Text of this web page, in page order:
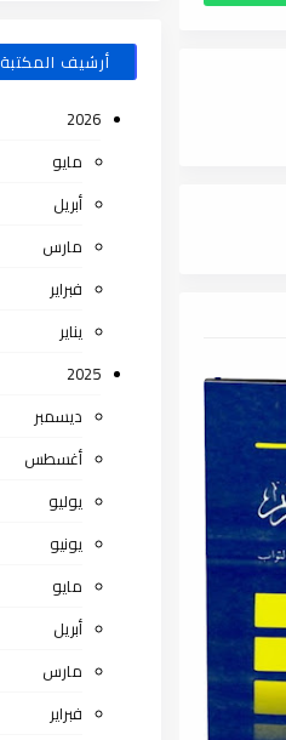
أرشيف المكتبة
2026
مايو
أبريل
مارس
فبراير
يناير
2025
ديسمبر
أغسطس
يوليو
يونيو
مايو
أبريل
مارس
فبراير